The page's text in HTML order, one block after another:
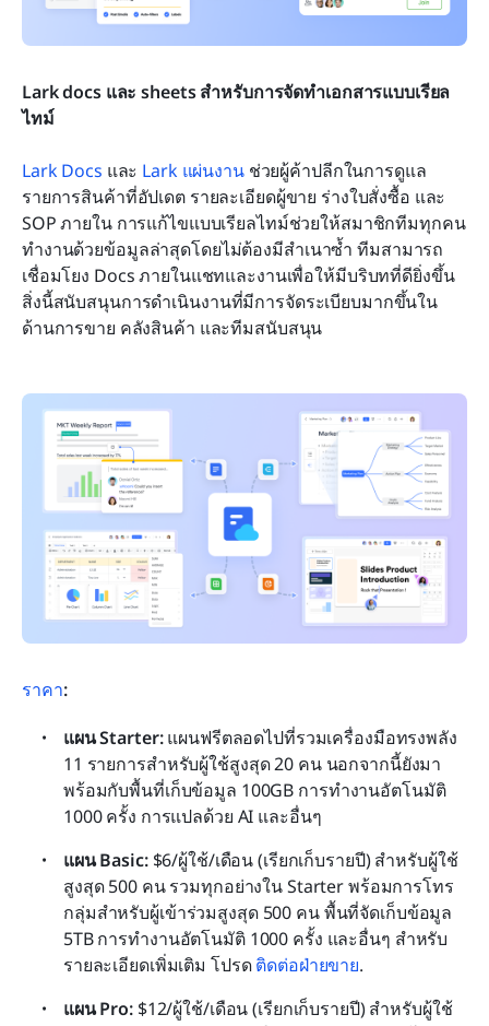
Lark docs และ sheets สำหรับการจัดทำเอกสารแบบเรียล
ไทม์
Lark Docs และ Lark แผ่นงาน ช่วยผู้ค้าปลีกในการดูแล
รายการสินค้าที่อัปเดต รายละเอียดผู้ขาย ร่างใบสั่งซื้อ และ
SOP ภายใน การแก้ไขแบบเรียลไทม์ช่วยให้สมาชิกทีมทุกคน
ทำงานด้วยข้อมูลล่าสุดโดยไม่ต้องมีสำเนาซ้ำ ทีมสามารถ
เชื่อมโยง Docs ภายในแชทและงานเพื่อให้มีบริบทที่ดียิ่งขึ้น
สิ่งนี้สนับสนุนการดำเนินงานที่มีการจัดระเบียบมากขึ้นใน
ด้านการขาย คลังสินค้า และทีมสนับสนุน
ราคา:
แผน Starter: แผนฟรีตลอดไปที่รวมเครื่องมือทรงพลัง
11 รายการสำหรับผู้ใช้สูงสุด 20 คน นอกจากนี้ยังมา
พร้อมกับพื้นที่เก็บข้อมูล 100GB การทำงานอัตโนมัติ
1000 ครั้ง การแปลด้วย AI และอื่นๆ
แผน Basic: $6/ผู้ใช้/เดือน (เรียกเก็บรายปี) สำหรับผู้ใช้
สูงสุด 500 คน รวมทุกอย่างใน Starter พร้อมการโทร
กลุ่มสำหรับผู้เข้าร่วมสูงสุด 500 คน พื้นที่จัดเก็บข้อมูล
5TB การทำงานอัตโนมัติ 1000 ครั้ง และอื่นๆ สำหรับ
รายละเอียดเพิ่มเติม โปรด ติดต่อฝ่ายขาย.
แผน Pro: $12/ผู้ใช้/เดือน (เรียกเก็บรายปี) สำหรับผู้ใช้